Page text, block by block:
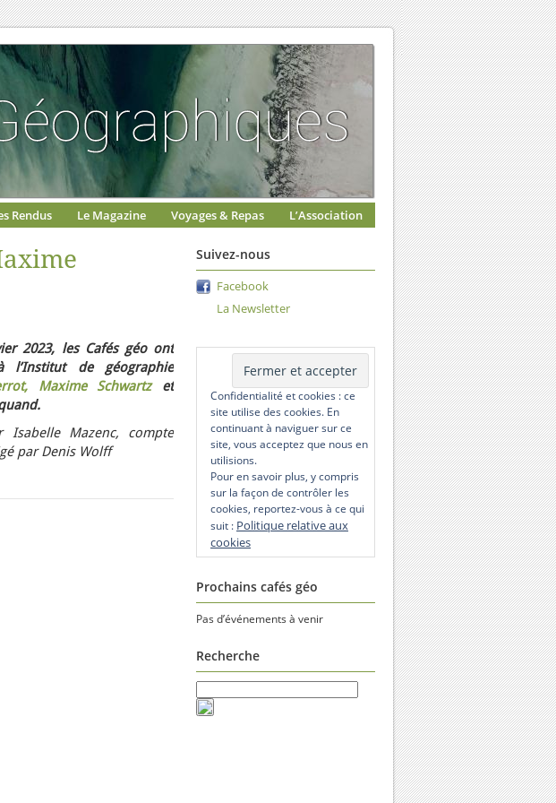
Rendus Le Magazine Voyages & Repas L’Association
2023, les Cafés géo ont
l’Institut de géographie
MaximeSchwartzet
Isabelle Mazenc, compte
par Denis Wolff
Suivez-nous
Facebook
La Newsletter
Confidentialité et cookies : ce
site utilise des cookies. En
continuant à naviguer sur ce
site, vous acceptez que nous en
utilisions.
Pour en savoir plus, y compris
sur la façon de contrôler les
cookies, reportez-vous à ce qui
suit : Politique relative aux
cookies
Prochains cafés géo
Pas d’événements à venir
Recherche